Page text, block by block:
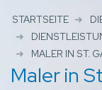
STARTSEITE
MALER IN ST.
Maler in